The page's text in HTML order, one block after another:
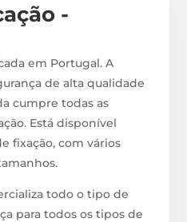
-
em Portugal. A
de alta qualidade
cumpre todas as
Está disponível
fixação, com vários
todo o tipo de
para todos os tipos de